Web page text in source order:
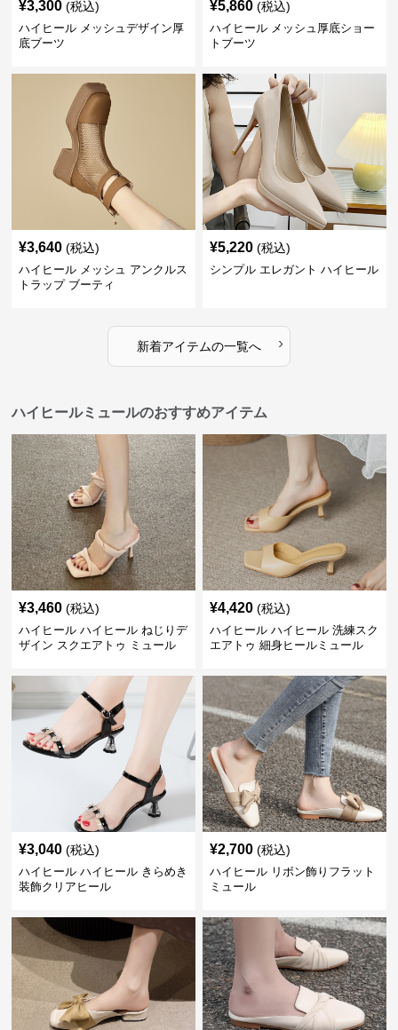
¥3,300 (税込)
ハイヒール メッシュデザイン厚
底ブーツ
¥5,860 (税込)
ハイヒール メッシュ厚底ショー
トブーツ
¥3,640 (税込)
ハイヒール メッシュ アンクルス
トラップ ブーティ
¥5,220 (税込)
シンプル エレガント ハイヒール
新着アイテムの一覧へ ›
ハイヒールミュールのおすすめアイテム
¥3,460 (税込)
ハイヒール ハイヒール ねじりデ
ザイン スクエアトゥ ミュール
¥4,420 (税込)
ハイヒール ハイヒール 洗練スク
エアトゥ 細身ヒールミュール
¥3,040 (税込)
ハイヒール ハイヒール きらめき
装飾クリアヒール
¥2,700 (税込)
ハイヒール リボン飾りフラット
ミュール